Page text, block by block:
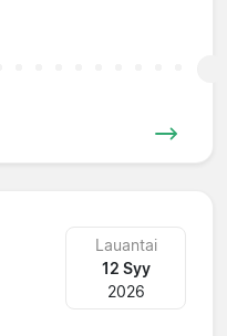
Lauantai
12 Syy
2026